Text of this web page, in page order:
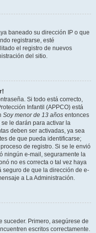
baneado su dirección IP o que
registrarse, esté
el registro de nuevos
del sitio.
Si todo está correcto,
Infantil (APPCO) está
Soy menor de 13 años entonces
le darán para activar la
deben ser activadas, ya sea
de que pueda identificarse;
de registro. Si se le envió
ningún e-mail, seguramente la
no es correcta o tal vez haya
seguro de que la dirección de e-
a La Administración.
suceder. Primero, asegúrese de
escritos correctamente.